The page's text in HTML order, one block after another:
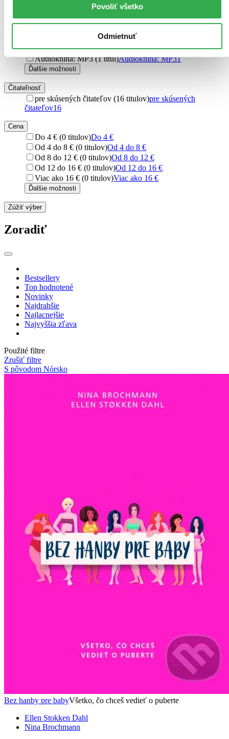
Povoliť všetko
Odmietnuť
E-kniha: PDF (4 tituly)E-kniha: PDF4
E-kniha: MOBI (2 tituly)E-kniha: MOBI
Audiokniha: CD (1 titul)Audiokniha: CD1
Audiokniha: MP3 (1 titul)Audiokniha: MP31
Ďalšie možnosti
Čitateľnosť
pre skúsených čitateľov (16 titulov)pre skúsených
čitateľov16
Cena
Do 4 € (0 titulov)Do 4 €
Od 4 do 8 € (0 titulov)Od 4 do 8 €
Od 8 do 12 € (0 titulov)Od 8 do 12 €
Od 12 do 16 € (0 titulov)Od 12 do 16 €
Viac ako 16 € (0 titulov)Viac ako 16 €
Ďalšie možnosti
Zúžiť výber
Zoradiť
Bestsellery
Top hodnotené
Novinky
Najdrahšie
Najlacnejšie
Najvyššia zľava
Použité filtre
Zrušiť filtre
S pôvodom Nórsko
Bez hanby pre babyVšetko, čo chceš vedieť o puberte
Ellen Stokken Dahl
Nina Brochmann